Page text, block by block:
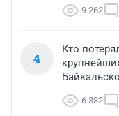
9 262
4
Кто
6 382